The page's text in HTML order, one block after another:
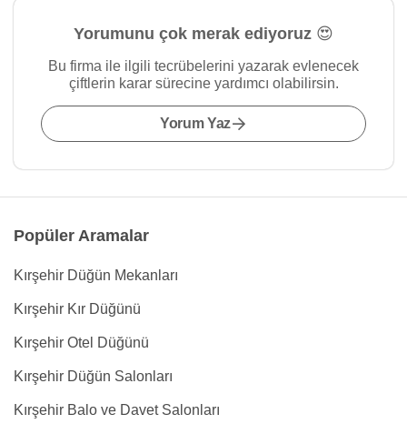
Yorumunu çok merak ediyoruz 😍
Bu firma ile ilgili tecrübelerini yazarak evlenecek
çiftlerin karar sürecine yardımcı olabilirsin.
Yorum Yaz
Popüler Aramalar
Kırşehir Düğün Mekanları
Kırşehir Kır Düğünü
Kırşehir Otel Düğünü
Kırşehir Düğün Salonları
Kırşehir Balo ve Davet Salonları